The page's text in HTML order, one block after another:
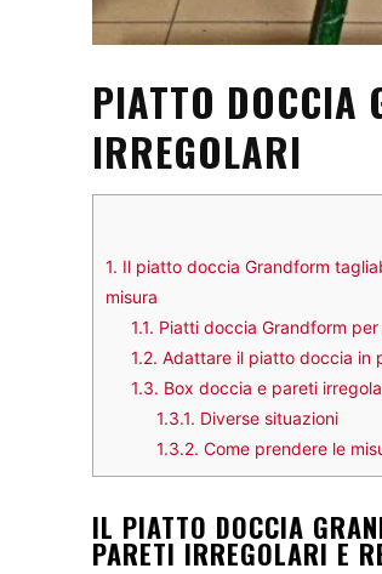
PIATTO DOCCIA
IRREGOLARI
1. Il piatto doccia Grandform
misura
1.1. Piatti doccia Grandform
1.2. Adattare il piatto doccia in
1.3. Box doccia e pareti
1.3.1. Diverse situazioni
1.3.2. Come prendere le
IL PIATTO DOCCIA
PARETI IRREGOLARI E